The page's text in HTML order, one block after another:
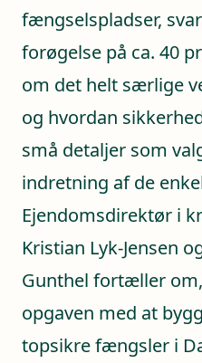
fængselspladser,
forøgelse på ca. 40
om det helt særlige
og hvordan
små detaljer som
indretning af de
Ejendomsdirektør i
Kristian Lyk-Jensen
Gunthel fortæller
opgaven med at
topsikre fængsler i